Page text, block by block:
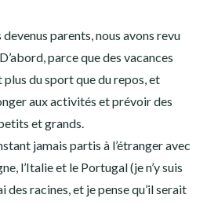
parents, nous avons revu
parce que des vacances
du sport que du repos, et
aux activités et prévoir des
et grands.
jamais partis à l’étranger avec
l’Italie et le Portugal (je n’y suis
des racines, et je pense qu’il serait